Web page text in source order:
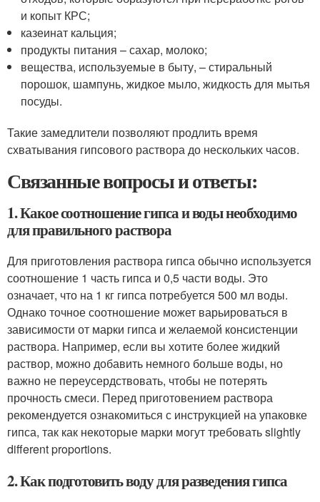
и копыт КРС;
казеинат кальция;
продукты питания – сахар, молоко;
вещества, используемые в быту, – стиральный
порошок, шампунь, жидкое мыло, жидкость для мытья
посуды.
Такие замедлители позволяют продлить время
схватывания гипсового раствора до нескольких часов.
Связанные вопросы и ответы:
1. Какое соотношение гипса и воды необходимо
для правильного раствора
Для приготовления раствора гипса обычно используется
соотношение 1 часть гипса и 0,5 части воды. Это
означает, что на 1 кг гипса потребуется 500 мл воды.
Однако точное соотношение может варьироваться в
зависимости от марки гипса и желаемой консистенции
раствора. Например, если вы хотите более жидкий
раствор, можно добавить немного больше воды, но
важно не переусердствовать, чтобы не потерять
прочность смеси. Перед приготовением раствора
рекомендуется ознакомиться с инструкцией на упаковке
гипса, так как некоторые марки могут требовать slightly
different proportions.
2. Как подготовить воду для разведения гипса